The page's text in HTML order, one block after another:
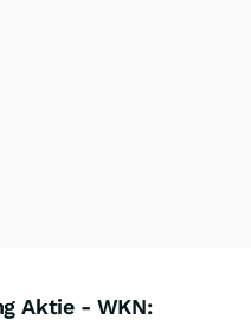
Aktie - WKN: